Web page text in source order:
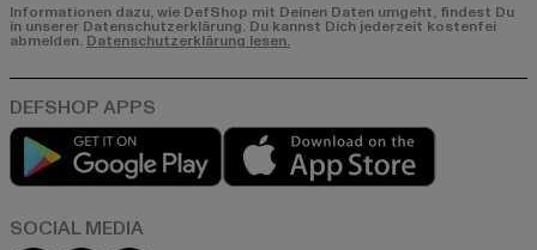
Informationen dazu, wie DefShop mit Deinen Daten umgeht, findest Du
in unserer Datenschutzerklärung. Du kannst Dich jederzeit kostenfei
abmelden. Datenschutzerklärung lesen.
Play market